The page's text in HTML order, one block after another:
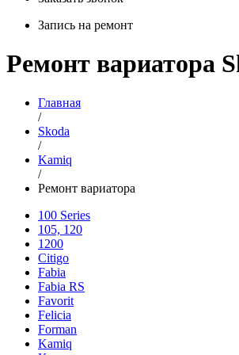
Запись на ремонт
Ремонт вариатора
Главная
/
Skoda
/
Kamiq
/
Ремонт вариатора
100 Series
105, 120
1200
Citigo
Fabia
Fabia RS
Favorit
Felicia
Forman
Kamiq